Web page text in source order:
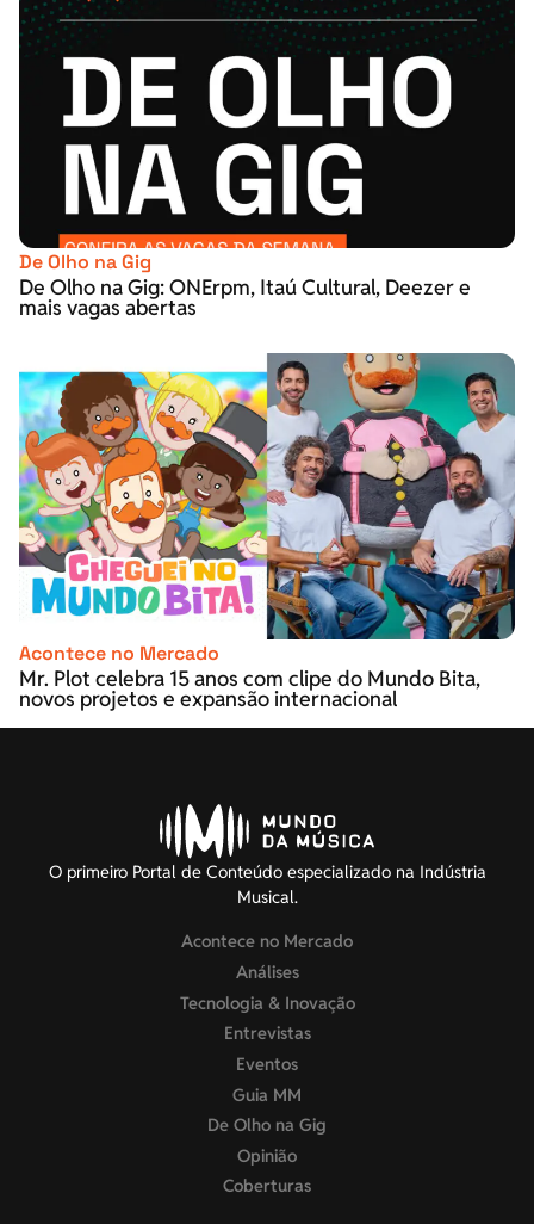
De Olho na Gig
De Olho na Gig: ONErpm, Itaú Cultural, Deezer e
mais vagas abertas
Acontece no Mercado
Mr. Plot celebra 15 anos com clipe do Mundo Bita,
novos projetos e expansão internacional
O primeiro Portal de Conteúdo especializado na Indústria
Musical.
Acontece no Mercado
Análises
Tecnologia & Inovação
Entrevistas
Eventos
Guia MM
De Olho na Gig
Opinião
Coberturas